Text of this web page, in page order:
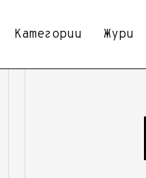
Категории Жури